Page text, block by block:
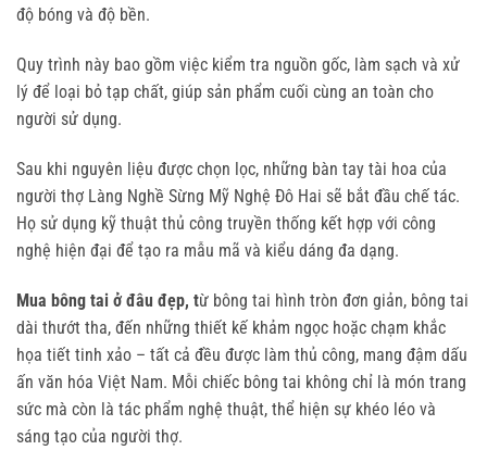
độ bóng và độ bền.
Quy trình này bao gồm việc kiểm tra nguồn gốc, làm sạch và xử
lý để loại bỏ tạp chất, giúp sản phẩm cuối cùng an toàn cho
người sử dụng.
Sau khi nguyên liệu được chọn lọc, những bàn tay tài hoa của
người thợ Làng Nghề Sừng Mỹ Nghệ Đô Hai sẽ bắt đầu chế tác.
Họ sử dụng kỹ thuật thủ công truyền thống kết hợp với công
nghệ hiện đại để tạo ra mẫu mã và kiểu dáng đa dạng.
Mua bông tai ở đâu đẹp, từ bông tai hình tròn đơn giản, bông tai
dài thướt tha, đến những thiết kế khảm ngọc hoặc chạm khắc
họa tiết tinh xảo – tất cả đều được làm thủ công, mang đậm dấu
ấn văn hóa Việt Nam. Mỗi chiếc bông tai không chỉ là món trang
sức mà còn là tác phẩm nghệ thuật, thể hiện sự khéo léo và
sáng tạo của người thợ.